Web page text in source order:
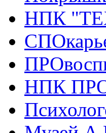
НПК
НПК